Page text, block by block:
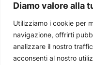
Diamo valore alla
Utilizziamo i cookie per
navigazione, offrirti
analizzare il nostro
acconsenti al nostro
Copyright © 2026
Salento - P.IVA